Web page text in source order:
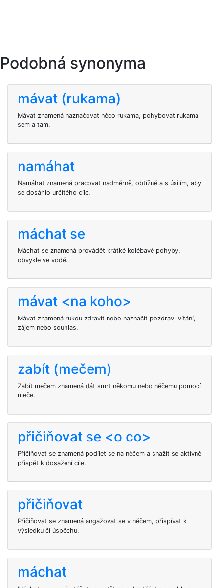
Podobná synonyma
mávat (rukama)
Mávat znamená naznačovat něco rukama, pohybovat rukama
sem a tam.
namáhat
Namáhat znamená pracovat nadměrně, obtížně a s úsilím, aby
se dosáhlo určitého cíle.
máchat se
Máchat se znamená provádět krátké kolébavé pohyby,
obvykle ve vodě.
mávat <na koho>
Mávat znamená rukou zdravit nebo naznačit pozdrav, vítání,
zájem nebo souhlas.
zabít (mečem)
Zabít mečem znamená dát smrt někomu nebo něčemu pomocí
meče.
přičiňovat se <o co>
Přičiňovat se znamená podílet se na něčem a snažit se aktivně
přispět k dosažení cíle.
přičiňovat
Přičiňovat se znamená angažovat se v něčem, přispívat k
výsledku či úspěchu.
máchat